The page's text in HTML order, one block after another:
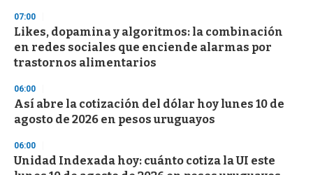
07:00
Likes, dopamina y algoritmos: la combinación
en redes sociales que enciende alarmas por
trastornos alimentarios
06:00
Así abre la cotización del dólar hoy lunes 10 de
agosto de 2026 en pesos uruguayos
06:00
Unidad Indexada hoy: cuánto cotiza la UI este